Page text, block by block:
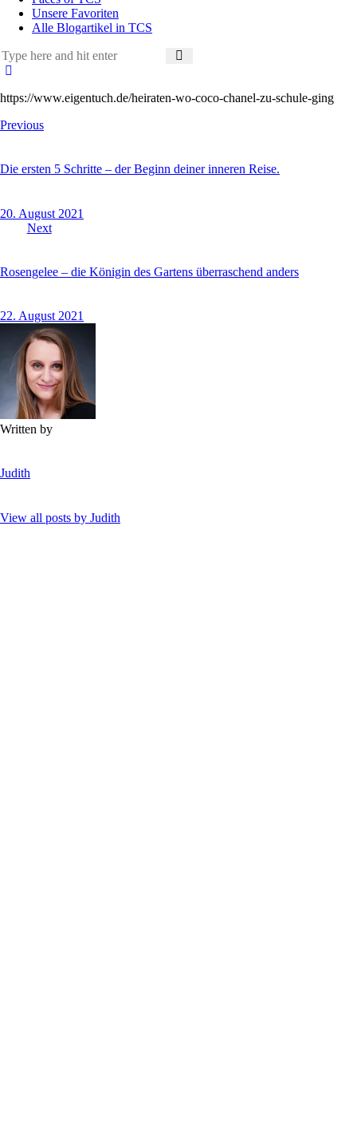
Unsere Favoriten
Alle Blogartikel in TCS
https://www.eigentuch.de/heiraten-wo-coco-chanel-zu-schule-ging
Beitragsnavigation
Previous
Die ersten 5 Schritte – der Beginn deiner inneren Reise.
20. August 2021
Next
Rosengelee – die Königin des Gartens überraschend anders
22. August 2021
Written by
Judith
View all posts by Judith